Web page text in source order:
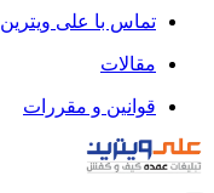
تماس با علی ویترین
مقالات
قوانین و مقررات